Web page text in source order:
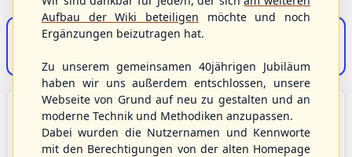
S/HBV-Shop
Unser Sport
Grundlagen und Hintergründe zu Baseball, Softball
und Baseball5.
Aufbau der Wiki beteiligen möchte und noch
Ergänzungen beizutragen hat.
Zu unserem gemeinsamen 40jährigen Jubiläum
haben wir uns außerdem entschlossen, unsere
Webseite von Grund auf neu zu gestalten und an
moderne Technik und Methodiken anzupassen.
Dabei wurden die Nutzernamen und Kennworte
mit den Berechtigungen von der alten Homepage